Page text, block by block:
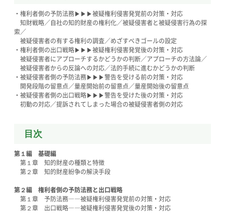
・権利者側の予防法務▶▶▶被疑権利侵害発覚前の対策・対応
知財戦略／自社の知的財産の権利化／被疑侵害者と被疑侵害行為の探
索／
被疑侵害者の有する権利の調査／めざすべきゴールの設定
・権利者側の出口戦略▶▶▶被疑権利侵害発覚後の対策・対応
被疑侵害者にアプローチするかどうかの判断／アプローチの方法論／
被疑侵害者からの反論への対応／法的手続に進むかどうかの判断
・被疑侵害者側の予防法務▶▶▶警告を受ける前の対策・対応
開発段階の留意点／量産開始前の留意点／量産開始後の留意点
・被疑侵害者側の出口戦略▶▶▶警告を受けた後の対策・対応
初動の対応／提訴されてしまった場合の被疑侵害者側の対応
目次
第１編 基礎編
第１章 知的財産の種類と特徴
第２章 知的財産紛争の解決手段
第２編 権利者側の予防法務と出口戦略
第１章 予防法務――被疑権利侵害発覚前の対策・対応
第２章 出口戦略――被疑権利侵害発覚後の対策・対応